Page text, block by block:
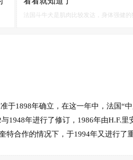
法国斗牛犬是肌肉比较发达，身体强健的
1898年确立，在这一年中，法国“中
年进行了修订，1986年由H.F.里
特合作的情况下，于1994年又进行了